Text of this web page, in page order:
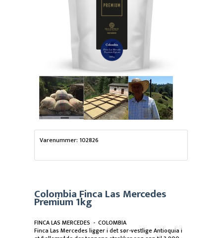
Varenummer: 102826
Colombia Finca Las Mercedes
Premium 1kg
FINCA LAS MERCEDES - COLOMBIA
Finca Las Mercedes ligger i det sør-vestlige Antioquia i